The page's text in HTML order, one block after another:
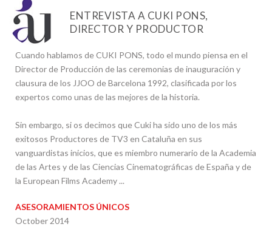
ENTREVISTA A CUKI PONS,
DIRECTOR Y PRODUCTOR
Cuando hablamos de CUKI PONS, todo el mundo piensa en el
Director de Producción de las ceremonias de inauguración y
clausura de los JJOO de Barcelona 1992, clasificada por los
expertos como unas de las mejores de la historia.
Sin embargo, si os decimos que Cuki ha sido uno de los más
exitosos Productores de TV3 en Cataluña en sus
vanguardistas inicios, que es miembro numerario de la Academia
de las Artes y de las Ciencias Cinematográficas de España y de
la European Films Academy ...
ASESORAMIENTOS ÚNICOS
October 2014